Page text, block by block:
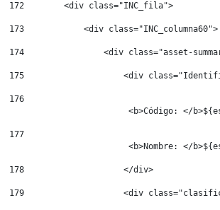
172
        <div class="INC_fila">
173
            <div class="INC_columna60">
174
<div class="asset-
175
<div
176
<b>Código: </
177
<b>Nombre: </
178
                    </div>
179
<div